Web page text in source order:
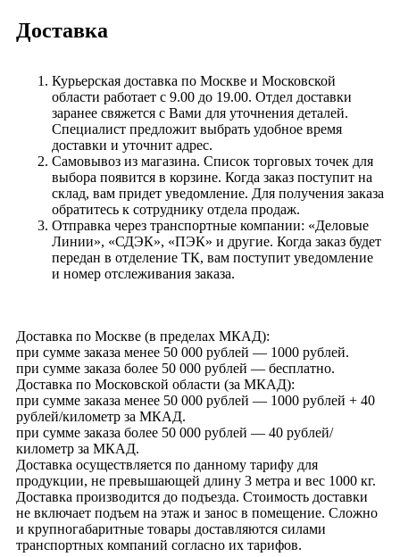
Доставка
Курьерская доставка по Москве и Московской
области работает с 9.00 до 19.00. Отдел доставки
заранее свяжется с Вами для уточнения деталей.
Специалист предложит выбрать удобное время
доставки и уточнит адрес.
Самовывоз из магазина. Список торговых точек для
выбора появится в корзине. Когда заказ поступит на
склад, вам придет уведомление. Для получения заказа
обратитесь к сотруднику отдела продаж.
Отправка через транспортные компании: «Деловые
Линии», «СДЭК», «ПЭК» и другие. Когда заказ будет
передан в отделение ТК, вам поступит уведомление
и номер отслеживания заказа.
Доставка по Москве (в пределах МКАД):
при сумме заказа менее 50 000 рублей — 1000 рублей.
при сумме заказа более 50 000 рублей — бесплатно.
Доставка по Московской области (за МКАД):
при сумме заказа менее 50 000 рублей — 1000 рублей + 40
рублей/километр за МКАД.
при сумме заказа более 50 000 рублей — 40 рублей/
километр за МКАД.
Доставка осуществляется по данному тарифу для
продукции, не превышающей длину 3 метра и вес 1000 кг.
Доставка производится до подъезда. Стоимость доставки
не включает подъем на этаж и занос в помещение. Сложно
и крупногабаритные товары доставляются силами
транспортных компаний согласно их тарифов.